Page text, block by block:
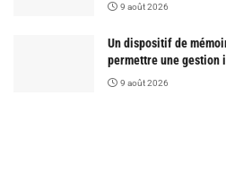
9 août 2026
Un dispositif de
permettre une
9 août 2026